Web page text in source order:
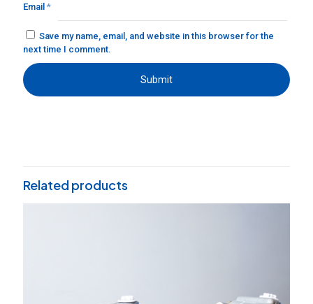
Email *
Save my name, email, and website in this browser for the
next time I comment.
Related products